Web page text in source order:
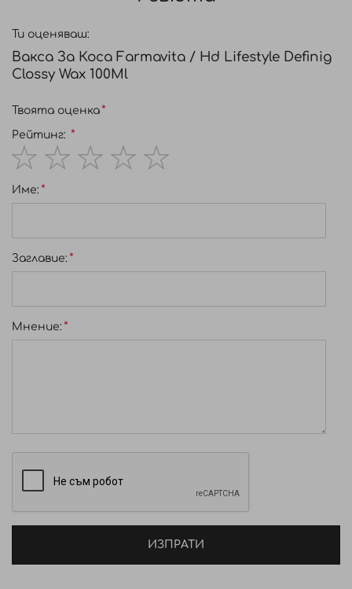
Ти оценяваш:
Вакса За Коса Farmavita / Hd Lifestyle Definig
Clossy Wax 100Ml
Твоята оценка
Рейтинг:
star
stars
stars
stars
stars
Име:
Заглавиe:
Мнение:
ИЗПРАТИ